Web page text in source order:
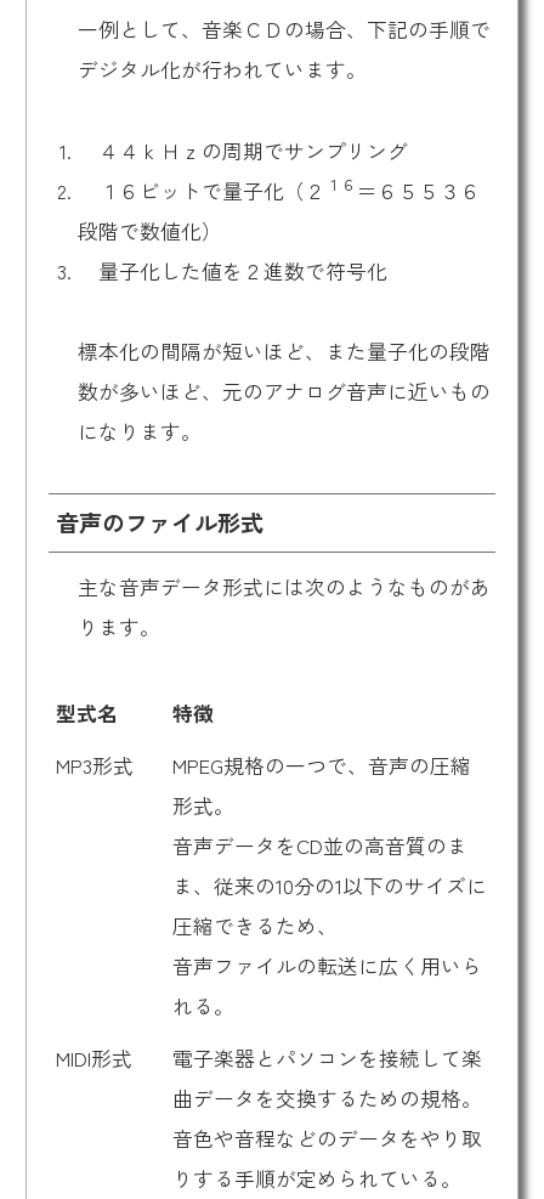
一例として、音楽ＣＤの場合、下記の手順で
デジタル化が行われています。
４４ｋＨｚの周期でサンプリング
１６ビットで量子化（２ １６ ＝６５５３６
段階で数値化）
量子化した値を２進数で符号化
標本化の間隔が短いほど、また量子化の段階
数が多いほど、元のアナログ音声に近いもの
になります。
音声のファイル形式
主な音声データ形式には次のようなものがあ
ります。
型式名
特徴
MP3形式
MPEG規格の一つで、音声の圧縮
形式。
音声データをCD並の高音質のま
ま、従来の10分の1以下のサイズに
圧縮できるため、
音声ファイルの転送に広く用いら
れる。
MIDI形式
電子楽器とパソコンを接続して楽
曲データを交換するための規格。
音色や音程などのデータをやり取
りする手順が定められている。